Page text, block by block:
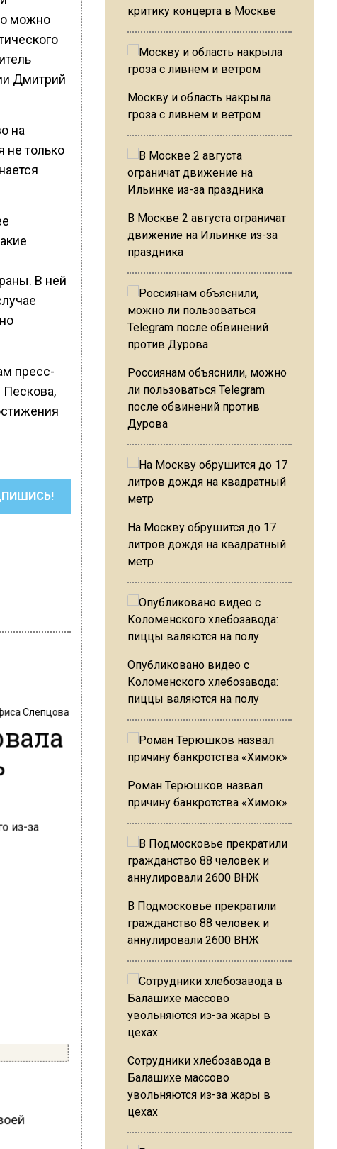
можно
Дмитрий
на
не только
В ней
пресс-
Слепцова
критику концерта в Москве
Москву и область накрыла
гроза с ливнем и ветром
В Москве 2 августа ограничат
движение на Ильинке из-за
праздника
Россиянам объяснили, можно
ли пользоваться Telegram
после обвинений против
Дурова
На Москву обрушится до 17
литров дождя на квадратный
метр
Опубликовано видео с
Коломенского хлебозавода:
пиццы валяются на полу
Роман Терюшков назвал
причину банкротства «Химок»
В Подмосковье прекратили
гражданство 88 человек и
аннулировали 2600 ВНЖ
Сотрудники хлебозавода в
Балашихе массово
увольняются из-за жары в
цехах